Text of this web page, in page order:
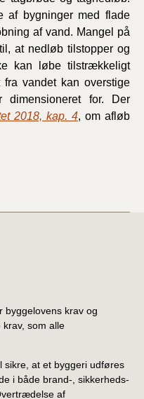
af bygninger med flade
af vand. Mangel på
at nedløb tilstopper og
kan løbe tilstrækkeligt
vandet kan overstige
dimensioneret for. Der
2018, kap. 4, om afløb
byggelovens krav og
som alle
sikre, at et byggeri udføres
i både brand-, sikkerheds-
af